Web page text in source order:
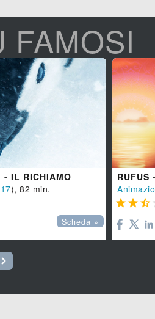
FAMOSI
- IL RICHIAMO
), 82 min.
Scheda »
  